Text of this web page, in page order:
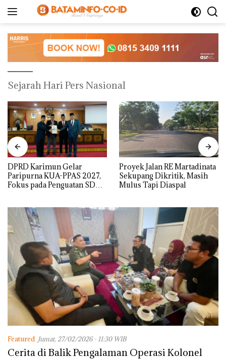
Sejarah Hari Pers Nasional
DPRD Karimun Gelar
Paripurna KUA-PPAS 2027,
Fokus pada Penguatan SDM,
Proyek Jalan RE Martadinata
Sekupang Dikritik, Masih
Mulus Tapi Diaspal
Featured Jumat, 27/02/2026 - 11:30 WIB
Cerita di Balik Pengalaman Operasi Kolonel